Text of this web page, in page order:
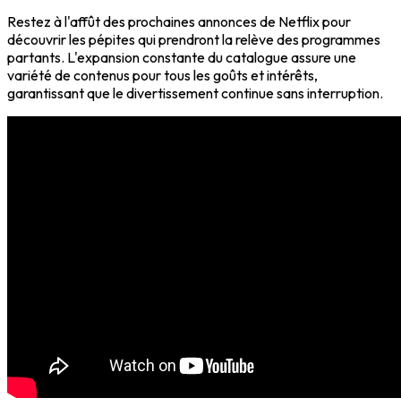
Restez à l'affût des prochaines annonces de Netflix pour
découvrir les pépites qui prendront la relève des programmes
partants. L'expansion constante du catalogue assure une
variété de contenus pour tous les goûts et intérêts,
garantissant que le divertissement continue sans interruption.